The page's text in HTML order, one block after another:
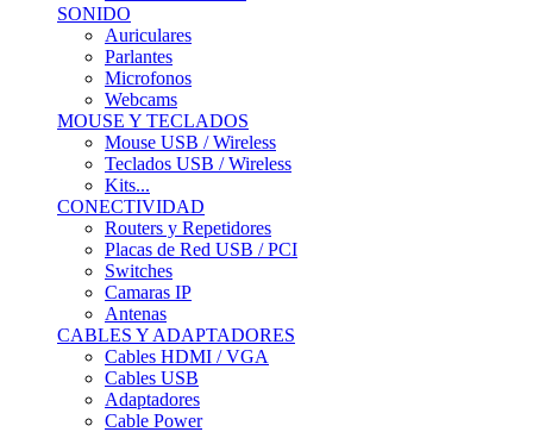
SONIDO
Auriculares
Parlantes
Microfonos
Webcams
MOUSE Y TECLADOS
Mouse USB / Wireless
Teclados USB / Wireless
Kits...
CONECTIVIDAD
Routers y Repetidores
Placas de Red USB / PCI
Switches
Camaras IP
Antenas
CABLES Y ADAPTADORES
Cables HDMI / VGA
Cables USB
Adaptadores
Cable Power